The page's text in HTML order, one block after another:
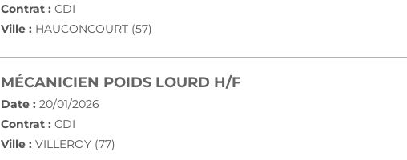
Contrat : CDI
Ville : HAUCONCOURT (57)
MÉCANICIEN POIDS LOURD H/F(NOUVELLE FENÊTRE)
Date : 20/01/2026
Contrat : CDI
Ville : VILLEROY (77)